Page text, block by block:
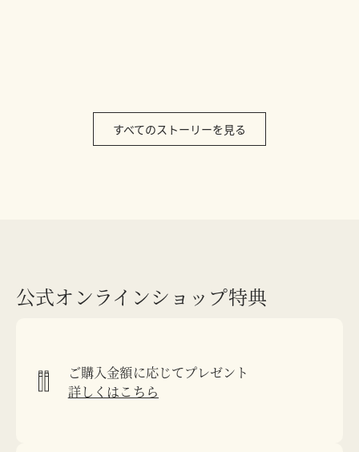
すべてのストーリーを見る
公式オンラインショップ特典
ご購入金額に応じてプレゼント
詳しくはこちら